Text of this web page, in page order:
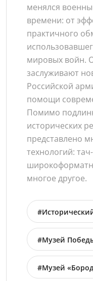
менялся
времени: от
практичного
мировых войн.
заслуживают
Российской
помощи
Помимо
исторических
представлено
технологий:
многое другое.
#Музей
#Музей